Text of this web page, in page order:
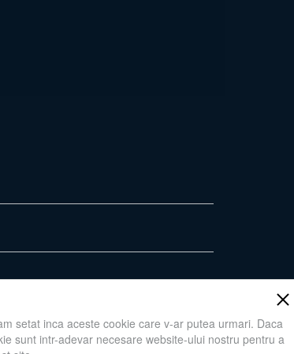
Adauga in cos
setat inca aceste cookie care v-ar putea urmari. Daca
sunt intr-adevar necesare website-ului nostru pentru a